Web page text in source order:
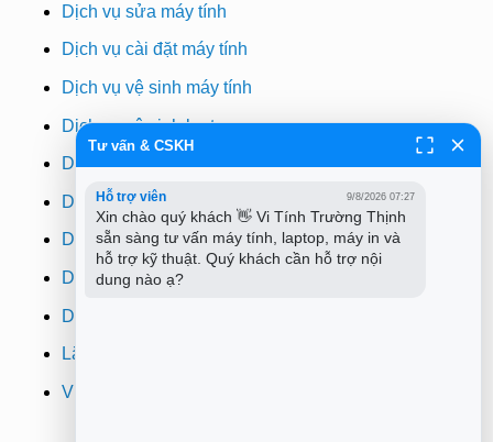
Dịch vụ sửa máy tính
Dịch vụ cài đặt máy tính
Dịch vụ vệ sinh máy tính
Dịch vụ vệ sinh laptop
Dịch vụ cài win
Dịch vụ cứu dữ liệu
Dịch vụ sửa wifi tại nhà
Dịch vụ sửa máy in
Dịch vụ nạp mực máy in
Lắp đặt camera quan sát tphcm
Vi tính Trường Thịnh
Tư vấn & CSKH
Hỗ trợ viên 9/8/2026 07:27
Xin chào quý khách 👋 Vi Tính Trường Thịnh
sẵn sàng tư vấn máy tính, laptop, máy in và
hỗ trợ kỹ thuật. Quý khách cần hỗ trợ nội
dung nào ạ?